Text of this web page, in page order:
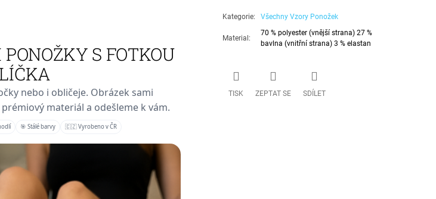
S FOTKOU
nebo i obličeje. Obrázek sami
materiál a odešleme k vám.
🎯 Stálé barvy 🇨🇿 Vyrobeno v ČR
Kategorie: Všechny Vzory Ponožek
Material:
70 % polyester (vnější strana) 27 %
bavlna (vnitřní strana) 3 % elastan
TISK ZEPTAT SE SDÍLET